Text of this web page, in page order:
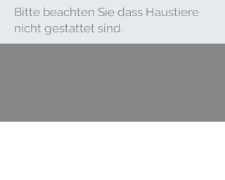
Bitte beachten Sie dass Haustiere
nicht gestattet sind.